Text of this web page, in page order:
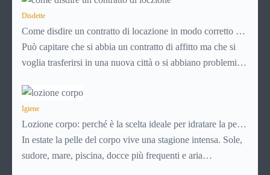
capire dove si sta entrando.
Disdette
Come disdire un contratto di locazione in modo corretto ed
efficace
Può capitare che si abbia un contratto di affitto ma che si
voglia trasferirsi in una nuova città o si abbiano problemi a
abitazione: è legittimo chiedersi se è possibile
contratto di locazione
capiremo come inviare la disdetta per un contratto di affitto.
Igiene
Lozione corpo: perché è la scelta ideale per idratare la pelle
in estate
In estate la pelle del corpo vive una stagione intensa. Sole,
sudore, mare, piscina, docce più frequenti e aria